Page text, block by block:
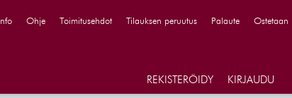
Info Ohje Toimitusehdot Tilauksen peruutus Palaute Ostetaan
REKISTERÖIDY KIRJAUDU